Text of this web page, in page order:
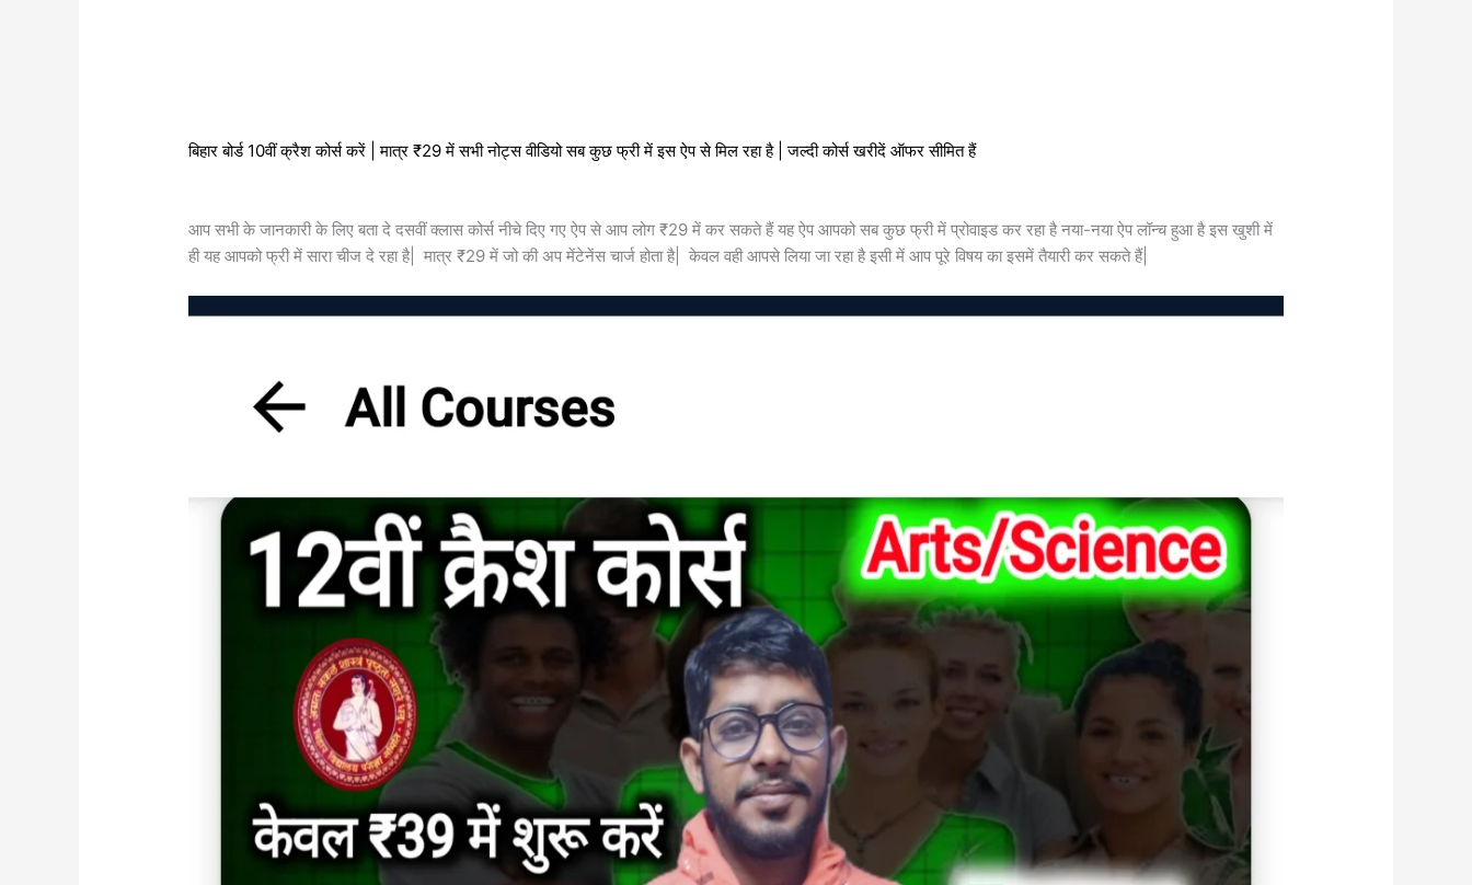
बिहार बोर्ड 10वीं क्रैश कोर्स करें | मात्र ₹29 में सभी नोट्स वीडियो सब कुछ फ्री में इस ऐप से मिल रहा है | जल्दी कोर्स खरीदें ऑफर सीमित हैं
आप सभी के जानकारी के लिए बता दे दसवीं क्लास कोर्स नीचे दिए गए ऐप से आप लोग ₹29 में कर सकते हैं यह ऐप आपको सब कुछ फ्री में प्रोवाइड कर रहा है नया-नया ऐप लॉन्च हुआ है इस खुशी में
ही यह आपको फ्री में सारा चीज दे रहा है| मात्र ₹29 में जो की अप मेंटेनेंस चार्ज होता है| केवल वही आपसे लिया जा रहा है इसी में आप पूरे विषय का इसमें तैयारी कर सकते हैं|